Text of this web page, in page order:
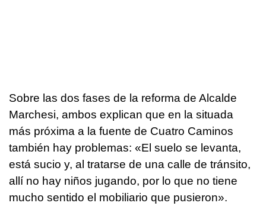
Sobre las dos fases de la reforma de Alcalde
Marchesi, ambos explican que en la situada
más próxima a la fuente de Cuatro Caminos
también hay problemas: «El suelo se levanta,
está sucio y, al tratarse de una calle de tránsito,
allí no hay niños jugando, por lo que no tiene
mucho sentido el mobiliario que pusieron».